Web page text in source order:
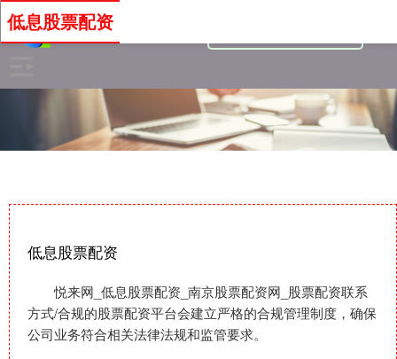
低息股票配资
悦来网_低息股票配资_南京股票配资网_股票配资联系
方式/合规的股票配资平台会建立严格的合规管理制度，确保
公司业务符合相关法律法规和监管要求。
低息股票配资